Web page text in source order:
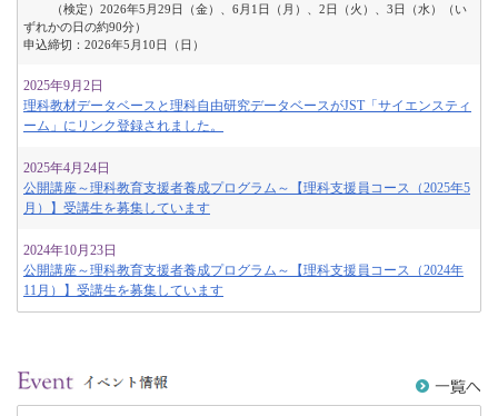
（検定）2026年5月29日（金）、6月1日（月）、2日（火）、3日（水）（い
ずれかの日の約90分）
申込締切：2026年5月10日（日）
2025年9月2日
理科教材データベースと理科自由研究データベースがJST「サイエンスティ
ーム」にリンク登録されました。
2025年4月24日
公開講座～理科教育支援者養成プログラム～【理科支援員コース（2025年5
月）】受講生を募集しています
2024年10月23日
公開講座～理科教育支援者養成プログラム～【理科支援員コース（2024年
11月）】受講生を募集しています